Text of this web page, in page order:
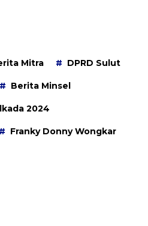
Mitra DPRD Sulut
Berita Minsel
2024
Franky Donny Wongkar